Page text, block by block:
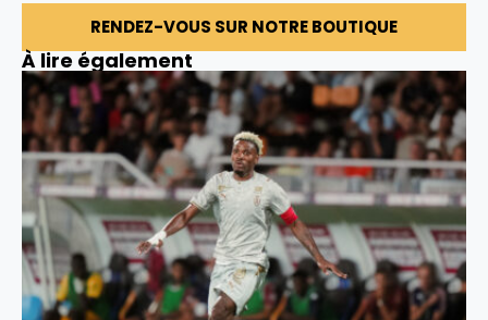
RENDEZ-VOUS SUR NOTRE BOUTIQUE
À lire également